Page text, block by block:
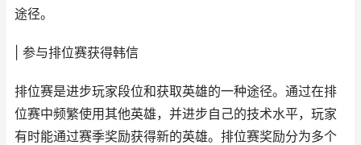
途径。
| 参与排位赛获得韩信
排位赛是进步玩家段位和获取英雄的一种途径。通过在排
位赛中频繁使用其他英雄，并进步自己的技术水平，玩家
有时能通过赛季奖励获得新的英雄。排位赛奖励分为多个